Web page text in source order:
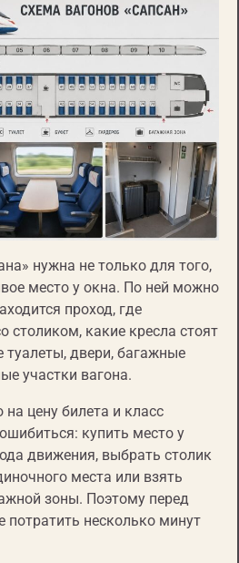
нужна не только для того,
место у окна. По ней можно
проход, где
столиком, какие кресла стоят
туалеты, двери, багажные
участки вагона.
на цену билета и класс
купить место у
движения, выбрать столик
места или взять
зоны. Поэтому перед
потратить несколько минут